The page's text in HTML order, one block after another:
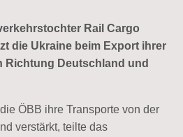
Rail Cargo
die Ukraine beim Export ihrer
Richtung Deutschland und
ÖBB ihre Transporte von der
verstärkt, teilte das